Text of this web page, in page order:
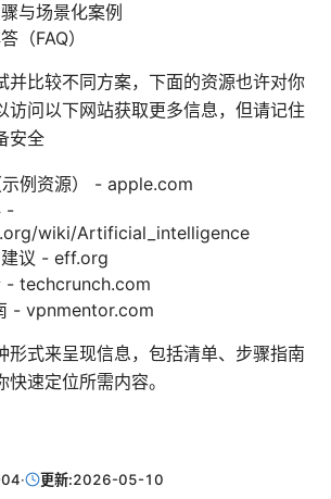
与场景化案例
（FAQ）
并比较不同方案，下面的资源也许对你
访问以下网站获取更多信息，但请记住
安全
例资源） - apple.com
-
wiki/Artificial_intelligence
议 - eff.org
- techcrunch.com
- vpnmentor.com
形式来呈现信息，包括清单、步骤指南
速定位所需内容。
· 更新:2026-05-10